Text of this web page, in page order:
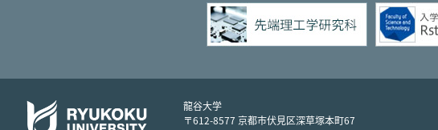
龍谷大学
〒612-8577 京都市伏見区深草塚本町67